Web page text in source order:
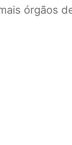
órgãos